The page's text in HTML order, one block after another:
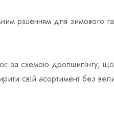
рішенням для зимового
за схемою дропшипінгу,
свій асортимент без